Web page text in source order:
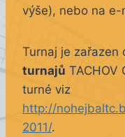
výše), nebo na e-
Turnaj je zařazen
turnajů TACHOV
turné viz
http://
2011/.